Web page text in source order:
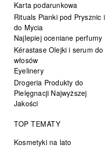
Karta podarunkowa
Rituals Pianki pod Prysznic i
do Mycia
Najlepiej oceniane perfumy
Kérastase Olejki i serum do
włosów
Eyelinery
Drogeria Produkty do
Pielęgnacji Najwyższej
Jakości
TOP TEMATY
Kosmetyki na lato